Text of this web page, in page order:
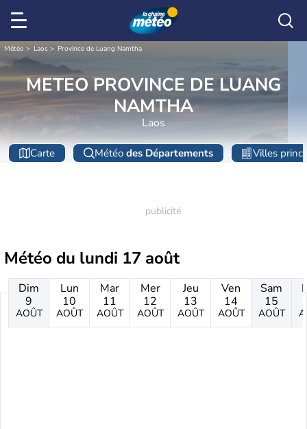
Météo Laos Province de Luang Namtha
METEO PROVINCE DE LUANG
NAMTHA
Laos
Carte Météo des Départements Villes
Météo du lundi 17 août
Dim
9
AOÛT
Lun
10
AOÛT
Mar
11
AOÛT
Mer
12
AOÛT
Jeu
13
AOÛT
Ven
14
AOÛT
Sam
15
AOÛT